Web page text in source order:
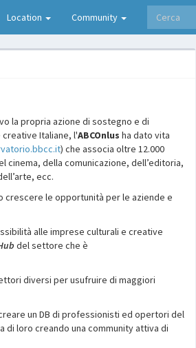
Location Community
la propria azione di sostegno e di
Italiane, l'ABCOnlus ha dato vita
) che associa oltre 12.000
della comunicazione, dell’editoria,
ecc.
crescere le opportunità per le aziende e
alle imprese culturali e creative
del settore che è
diversi per usufruire di maggiori
un DB di professionisti ed opertori del
loro creando una community attiva di